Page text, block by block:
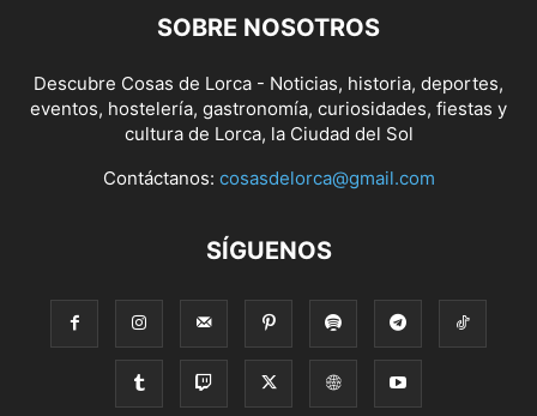
SOBRE NOSOTROS
Descubre Cosas de Lorca - Noticias, historia, deportes,
eventos, hostelería, gastronomía, curiosidades, fiestas y
cultura de Lorca, la Ciudad del Sol
Contáctanos: cosasdelorca@gmail.com
SÍGUENOS